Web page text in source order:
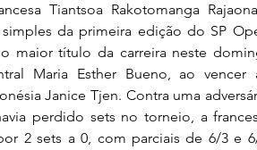
Tiantsoa Rakotomanga
da primeira edição do SP
maior título da carreira neste
Maria Esther Bueno, ao vencer
Janice Tjen. Contra uma
perdido sets no torneio, a
2 sets a 0, com parciais de 6/3 e